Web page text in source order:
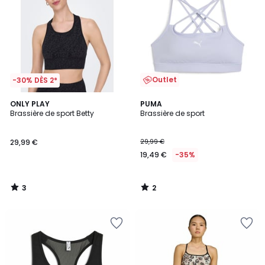
-30% DÈS 2*
ONLY PLAY
Brassière de sport Betty
29,99 €
3
/
3
/
Outlet
PUMA
Brassière de sport
29,99 €
19,49 € -35%
2
/
2
/